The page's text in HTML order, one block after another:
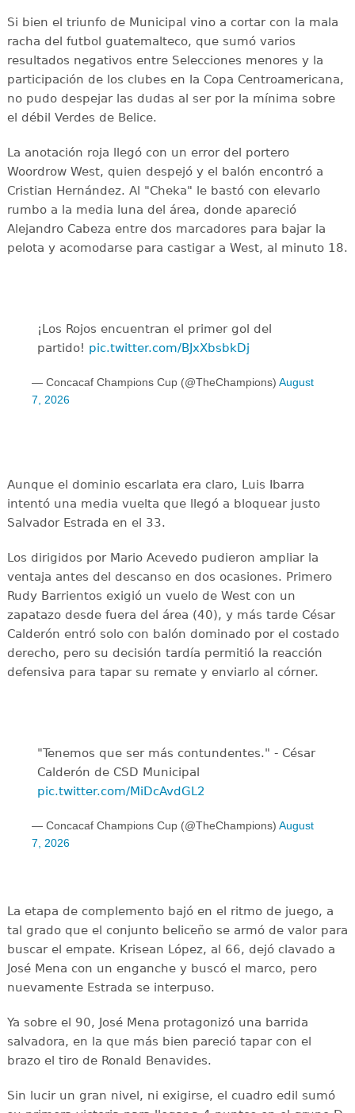
Si bien el triunfo de Municipal vino a cortar con la mala
racha del futbol guatemalteco, que sumó varios
resultados negativos entre Selecciones menores y la
participación de los clubes en la Copa Centroamericana,
no pudo despejar las dudas al ser por la mínima sobre
el débil Verdes de Belice.
La anotación roja llegó con un error del portero
Woordrow West, quien despejó y el balón encontró a
Cristian Hernández. Al "Cheka" le bastó con elevarlo
rumbo a la media luna del área, donde apareció
Alejandro Cabeza entre dos marcadores para bajar la
pelota y acomodarse para castigar a West, al minuto 18.
¡Los Rojos encuentran el primer gol del
partido! pic.twitter.com/BJxXbsbkDj
— Concacaf Champions Cup (@TheChampions) August
7, 2026
Aunque el dominio escarlata era claro, Luis Ibarra
intentó una media vuelta que llegó a bloquear justo
Salvador Estrada en el 33.
Los dirigidos por Mario Acevedo pudieron ampliar la
ventaja antes del descanso en dos ocasiones. Primero
Rudy Barrientos exigió un vuelo de West con un
zapatazo desde fuera del área (40), y más tarde César
Calderón entró solo con balón dominado por el costado
derecho, pero su decisión tardía permitió la reacción
defensiva para tapar su remate y enviarlo al córner.
"Tenemos que ser más contundentes." - César
Calderón de CSD Municipal ️
pic.twitter.com/MiDcAvdGL2
— Concacaf Champions Cup (@TheChampions) August
7, 2026
La etapa de complemento bajó en el ritmo de juego, a
tal grado que el conjunto beliceño se armó de valor para
buscar el empate. Krisean López, al 66, dejó clavado a
José Mena con un enganche y buscó el marco, pero
nuevamente Estrada se interpuso.
Ya sobre el 90, José Mena protagonizó una barrida
salvadora, en la que más bien pareció tapar con el
brazo el tiro de Ronald Benavides.
Sin lucir un gran nivel, ni exigirse, el cuadro edil sumó